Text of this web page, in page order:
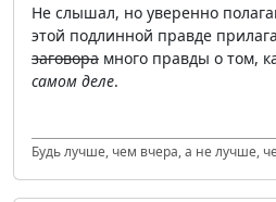
Не слышал, но уверенно
этой подлинной правде
заговора много правды о том,
самом деле.
Будь лучше, чем вчера, а не лучше,